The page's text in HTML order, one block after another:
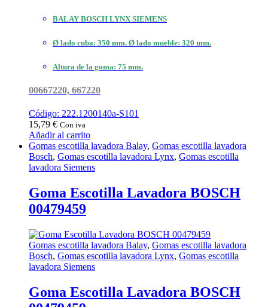
BALAY BOSCH LYNX SIEMENS
Ø lado cuba: 350 mm. Ø lado mueble: 320 mm.
Altura de la goma: 75 mm.
00667220, 667220
Código: 222.1200140a-S101
15,79 € Con iva
Añadir al carrito
Gomas escotilla lavadora Balay, Gomas escotilla lavadora
Bosch, Gomas escotilla lavadora Lynx, Gomas escotilla
lavadora Siemens
Goma Escotilla Lavadora BOSCH
00479459
Gomas escotilla lavadora Balay, Gomas escotilla lavadora
Bosch, Gomas escotilla lavadora Lynx, Gomas escotilla
lavadora Siemens
Goma Escotilla Lavadora BOSCH